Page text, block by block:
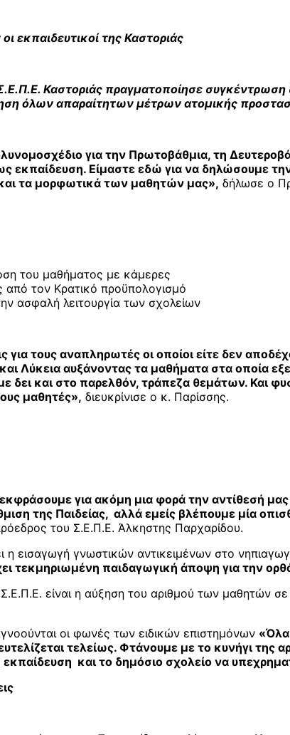
εκπαιδευτικοί της Καστοριάς
Καστοριάς πραγματοποίησε συγκέντρωση
όλων απαραίτητων μέτρων ατομικής
για την Πρωτοβάθμια, τη
Είμαστε εδώ για να δηλώσουμε
τα μορφωτικά των μαθητών μας», δήλωσε ο
του μαθήματος με κάμερες
από τον Κρατικό προϋπολογισμό
ασφαλή λειτουργία των σχολείων
τους αναπληρωτές οι οποίοι είτε δεν
Λύκεια αυξάνοντας τα μαθήματα στα οποία
και στο παρελθόν, τράπεζα θεμάτων. Και
μαθητές», διευκρίνισε ο κ. Παρίσσης.
για ακόμη μια φορά την αντίθεσή
της Παιδείας, αλλά εμείς βλέπουμε μία
του Σ.Ε.Π.Ε. Άλκηστης Παρχαρίδου.
η εισαγωγή γνωστικών αντικειμένων στο
τεκμηριωμένη παιδαγωγική άποψη για την
είναι η αύξηση του αριθμού των μαθητών
οι φωνές των ειδικών επιστημόνων «Όλα
τελείως. Φτάνουμε με το κυνήγι της
και το δημόσιο σχολείο να